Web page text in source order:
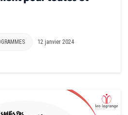
12 janvier 2024